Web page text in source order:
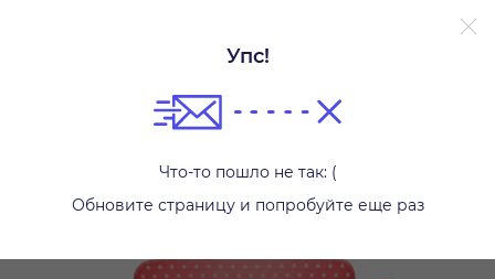
Упс!
Что-то пошло не так: (
Обновите страницу и попробуйте еще раз